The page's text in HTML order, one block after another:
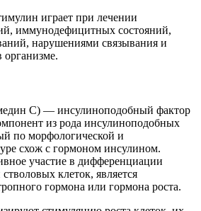
играет при лечении
иммунодефицитных состояний,
нарушениями связывания и
организме.
С) — инсулиноподобный фактор
из рода инсулиноподобных
по морфологической и
схож с гормоном инсулином.
участие в дифференциации
клеток, является
гормона или гормона роста.